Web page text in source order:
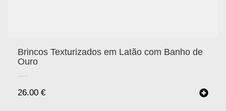
Brincos Texturizados em Latão com Banho de
Ouro
26.00 €